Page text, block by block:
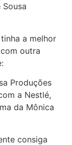
a melhor
outra
Produções
a Nestlé,
da Mônica
consiga